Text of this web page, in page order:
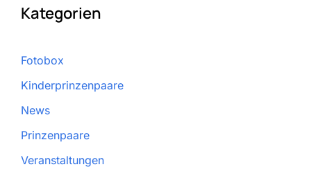
Kategorien
Fotobox
Kinderprinzenpaare
News
Prinzenpaare
Veranstaltungen